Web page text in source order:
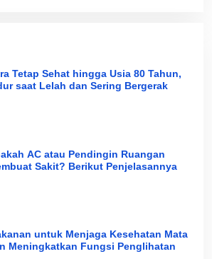
Tetap Sehat hingga Usia 80 Tahun,
saat Lelah dan Sering Bergerak
AC atau Pendingin Ruangan
Sakit? Berikut Penjelasannya
untuk Menjaga Kesehatan Mata
Meningkatkan Fungsi Penglihatan